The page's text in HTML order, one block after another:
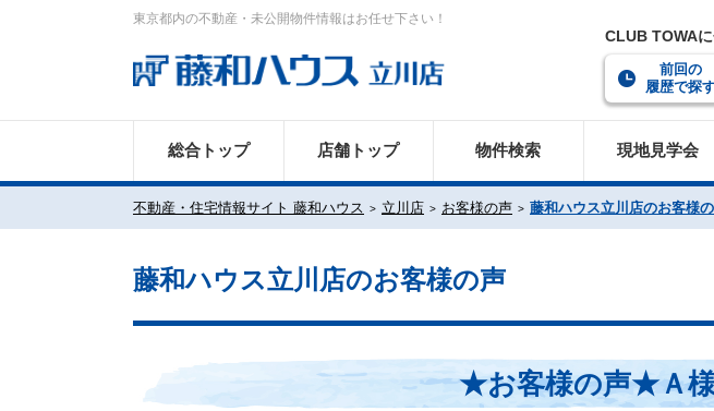
東京都内の不動産・未公開物件情報はお任せ下さい！
CLUB TOWA
前回の
履歴で探
総合トップ 店舗トップ 物件検索 現地見学会
不動産・住宅情報サイト 藤和ハウス 立川店 お客様の声 藤和ハウス立川店のお客様
藤和ハウス立川店のお客様の声
★お客様の声★Ａ